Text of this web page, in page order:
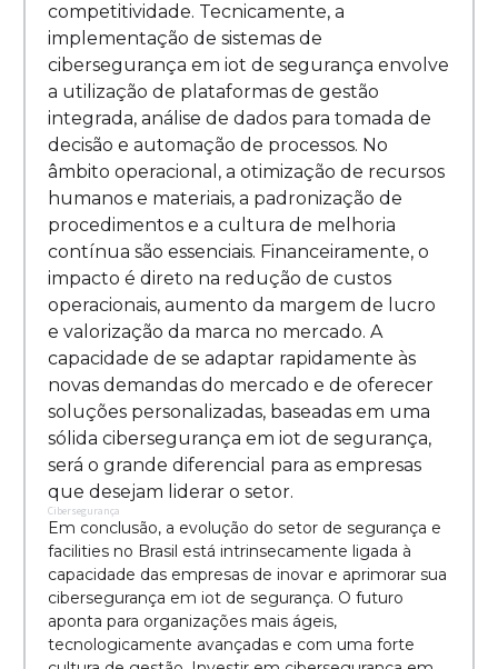
competitividade. Tecnicamente, a
implementação de sistemas de
cibersegurança em iot de segurança envolve
a utilização de plataformas de gestão
integrada, análise de dados para tomada de
decisão e automação de processos. No
âmbito operacional, a otimização de recursos
humanos e materiais, a padronização de
procedimentos e a cultura de melhoria
contínua são essenciais. Financeiramente, o
impacto é direto na redução de custos
operacionais, aumento da margem de lucro
e valorização da marca no mercado. A
capacidade de se adaptar rapidamente às
novas demandas do mercado e de oferecer
soluções personalizadas, baseadas em uma
sólida cibersegurança em iot de segurança,
será o grande diferencial para as empresas
que desejam liderar o setor.
Cibersegurança
Em conclusão, a evolução do setor de segurança e
facilities no Brasil está intrinsecamente ligada à
capacidade das empresas de inovar e aprimorar sua
cibersegurança em iot de segurança. O futuro
aponta para organizações mais ágeis,
tecnologicamente avançadas e com uma forte